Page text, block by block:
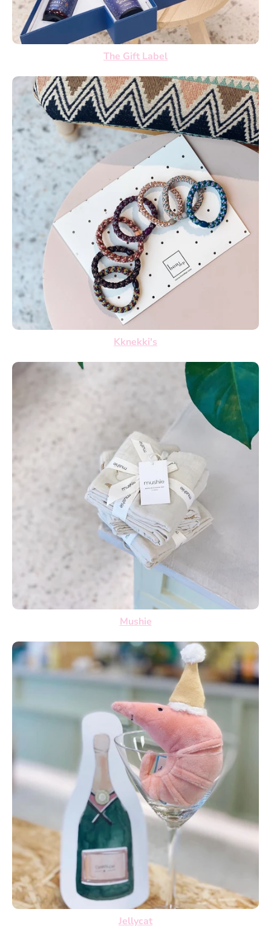
The Gift Label
Kknekki's
Mushie
Jellycat